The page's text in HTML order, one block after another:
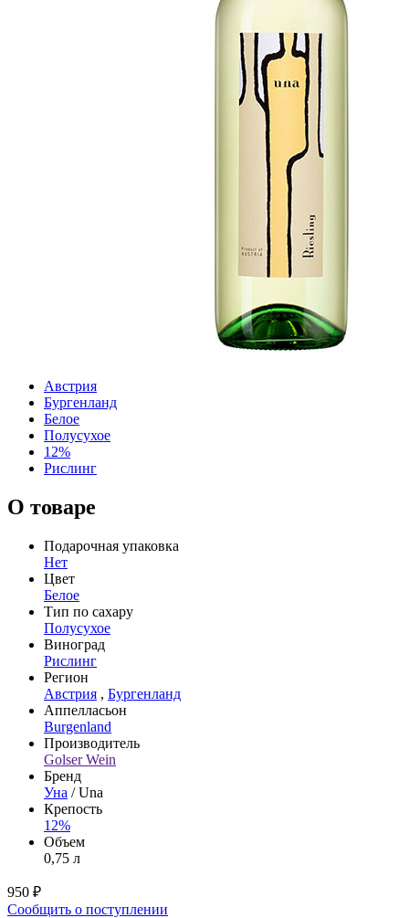
Австрия
Бургенланд
Белое
Полусухое
12%
Рислинг
О товаре
Подарочная упаковка
Нет
Цвет
Белое
Тип по сахару
Полусухое
Виноград
Рислинг
Регион
Австрия , Бургенланд
Аппелласьон
Burgenland
Производитель
Golser Wein
Бренд
Уна / Una
Крепость
12%
Объем
0,75 л
950 ₽
Сообщить о поступлении